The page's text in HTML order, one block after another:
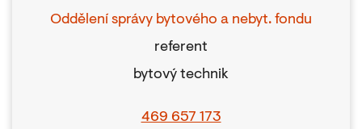
Oddělení správy bytového a nebyt. fondu
referent
bytový technik
469 657 173